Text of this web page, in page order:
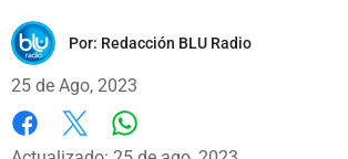
Por: Redacción BLU Radio
25 de Ago, 2023
Facebook
X